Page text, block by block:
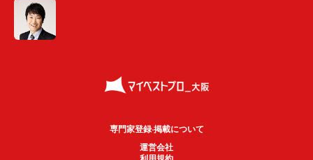
専門家登録·掲載について
運営会社